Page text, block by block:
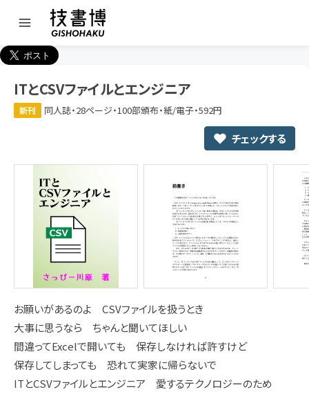
ITとCSVファイルとエンジニア
新刊 同人誌・28ページ・100部頒布・紙/電子・592円
チェックする
お願いがあるのよ CSVファイルを扱うとき
大事に思うなら ちゃんと聞いてほしい
間違ってExcelで開いても 保存しなければ許すけど
保存してしまっても 恐れて実家に帰らないで
ITとCSVファイルとエンジニア 愛するテクノロジーのため